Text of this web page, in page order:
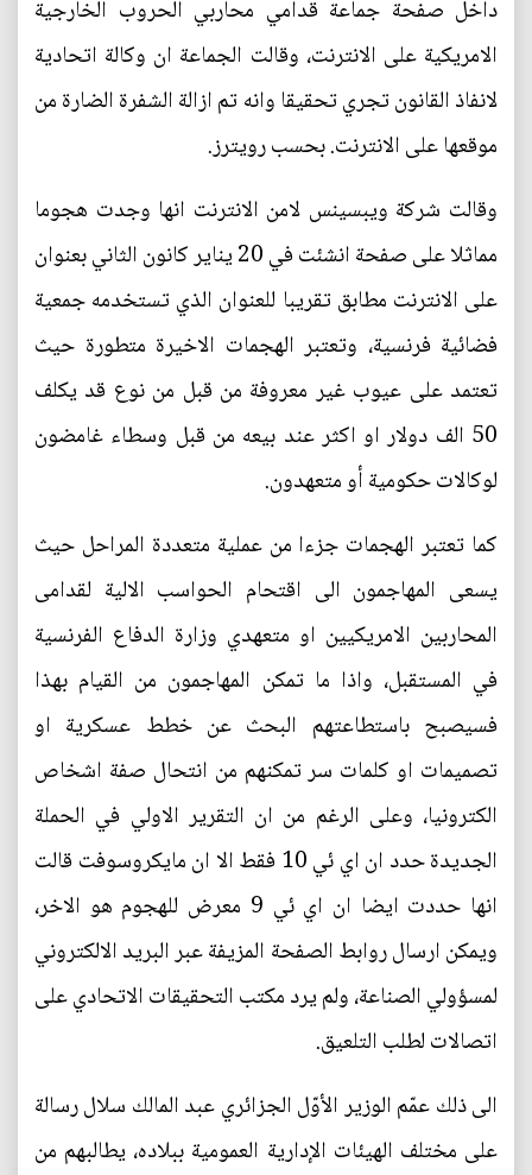
داخل صفحة جماعة قدامي محاربي الحروب الخارجية
الامريكية على الانترنت، وقالت الجماعة ان وكالة اتحادية
لانفاذ القانون تجري تحقيقا وانه تم ازالة الشفرة الضارة من
موقعها على الانترنت. بحسب رويترز.
وقالت شركة ويبسينس لامن الانترنت انها وجدت هجوما
مماثلا على صفحة انشئت في 20 يناير كانون الثاني بعنوان
على الانترنت مطابق تقريبا للعنوان الذي تستخدمه جمعية
فضائية فرنسية، وتعتبر الهجمات الاخيرة متطورة حيث
تعتمد على عيوب غير معروفة من قبل من نوع قد يكلف
50 الف دولار او اكثر عند بيعه من قبل وسطاء غامضون
لوكالات حكومية أو متعهدون.
كما تعتبر الهجمات جزءا من عملية متعددة المراحل حيث
يسعى المهاجمون الى اقتحام الحواسب الالية لقدامى
المحاربين الامريكيين او متعهدي وزارة الدفاع الفرنسية
في المستقبل، واذا ما تمكن المهاجمون من القيام بهذا
فسيصبح باستطاعتهم البحث عن خطط عسكرية او
تصميمات او كلمات سر تمكنهم من انتحال صفة اشخاص
الكترونيا، وعلى الرغم من ان التقرير الاولي في الحملة
الجديدة حدد ان اي ئي 10 فقط الا ان مايكروسوفت قالت
انها حددت ايضا ان اي ئي 9 معرض للهجوم هو الاخر،
ويمكن ارسال روابط الصفحة المزيفة عبر البريد الالكتروني
لمسؤولي الصناعة، ولم يرد مكتب التحقيقات الاتحادي على
اتصالات لطلب التلعيق.
الى ذلك عمّم الوزير الأوّل الجزائري عبد المالك سلال رسالة
على مختلف الهيئات الإدارية العمومية ببلاده، يطالبهم من